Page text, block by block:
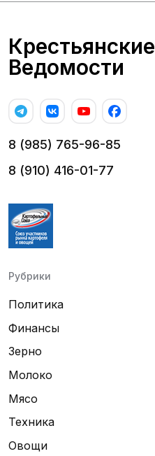
Крестьянские
Ведомости
8 (985) 765-96-85
8 (910) 416-01-77
Рубрики
Политика
Финансы
Зерно
Молоко
Мясо
Техника
Овощи